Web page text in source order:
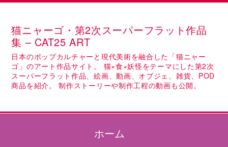
猫ニャーゴ・第2次スーパーフラット作品
集 – CAT25 ART
日本のポップカルチャーと現代美術を融合した「猫ニャー
ゴ」のアート作品サイト。 猫×食×妖怪をテーマにした第2次
スーパーフラット作品、絵画、動画、オブジェ、雑貨、POD
商品を紹介。 制作ストーリーや制作工程の動画も公開。
ホーム